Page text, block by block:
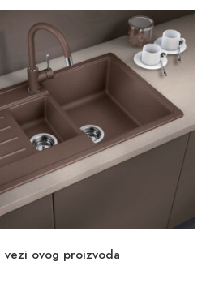
vezi ovog proizvoda